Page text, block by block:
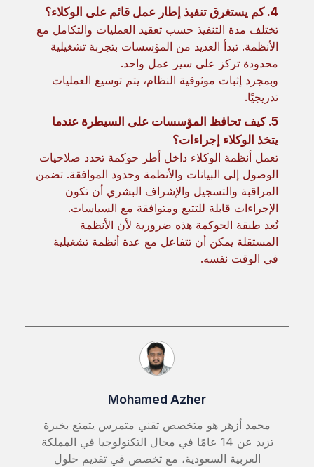
4. كم يستغرق تنفيذ إطار عمل قائم على الوكلاء؟
تختلف مدة التنفيذ حسب تعقيد العمليات والتكامل مع
الأنظمة. تبدأ العديد من المؤسسات بتجربة تشغيلية
محدودة تركز على سير عمل واحد.
وبمجرد إثبات موثوقية النظام، يتم توسيع العمليات
تدريجيًا.
5. كيف تحافظ المؤسسات على السيطرة عندما
يتخذ الوكلاء إجراءات؟
تعمل أنظمة الوكلاء داخل أطر حوكمة تحدد صلاحيات
الوصول إلى البيانات والأنظمة وحدود الموافقة. تضمن
المراقبة والتسجيل والإشراف البشري أن تكون
الإجراءات قابلة للتتبع ومتوافقة مع السياسات.
تُعد طبقة الحوكمة هذه ضرورية لأن الأنظمة
المستقلة يمكن أن تتفاعل مع عدة أنظمة تشغيلية
في الوقت نفسه.
Mohamed Azher
محمد أزهر هو متخصص تقني متمرس يتمتع بخبرة
تزيد عن 14 عامًا في مجال التكنولوجيا في المملكة
العربية السعودية، مع تخصص في تقديم حلول